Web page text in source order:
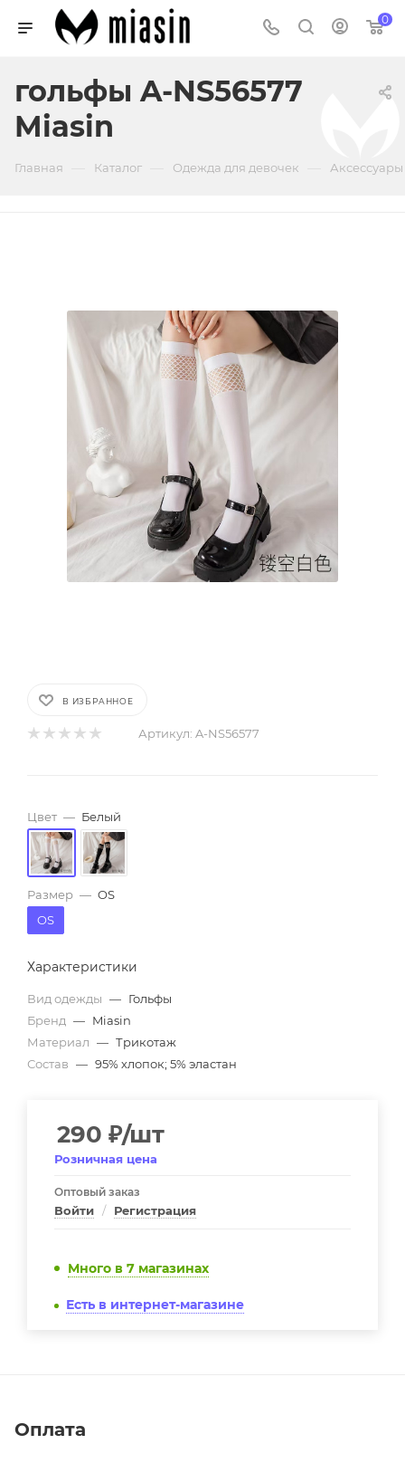
0
гольфы A-NS56577
Miasin
Главная Каталог Одежда для девочек
В ИЗБРАННОЕ
Артикул: A-NS56577
Цвет — Белый
Размер — OS
OS
Характеристики
Вид одежды — Гольфы
Бренд — Miasin
Материал — Трикотаж
Состав — 95% хлопок; 5% эластан
290 ₽/шт
Розничная цена
Оптовый заказ
Войти / Регистрация
Много в 7 магазинах
Есть в интернет-магазине
Оплата